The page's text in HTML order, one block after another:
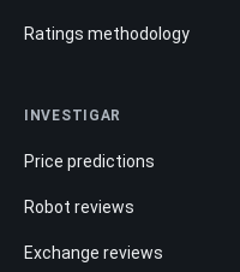
Ratings methodology
INVESTIGAR
Price predictions
Robot reviews
Exchange reviews